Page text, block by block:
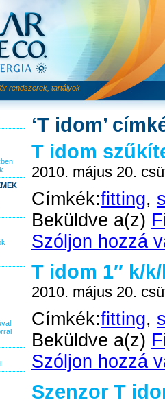
rendszerek, tartályok
‘T idom’
T idom
2010. május 20.
Címkék:fitting,
Beküldve a(z)
Szóljon hozzá
T idom 1″ k/
2010. május 20.
Címkék:fitting,
Beküldve a(z)
Szóljon hozzá
Szenzor T